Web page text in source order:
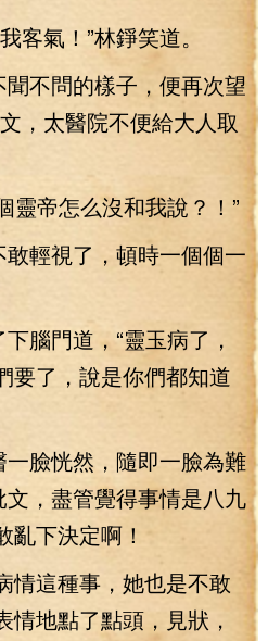
氣！”林錚笑道。
不問的樣子，便再次望
，太醫院不便給大人取
帝怎么沒和我說？！”
輕視了，頓時一個個一
門道，“靈玉病了，
要了，說是你們都知道
臉恍然，隨即一臉為難
，盡管覺得事情是八九
下決定啊！
這種事，她也是不敢
地點了點頭，見狀，